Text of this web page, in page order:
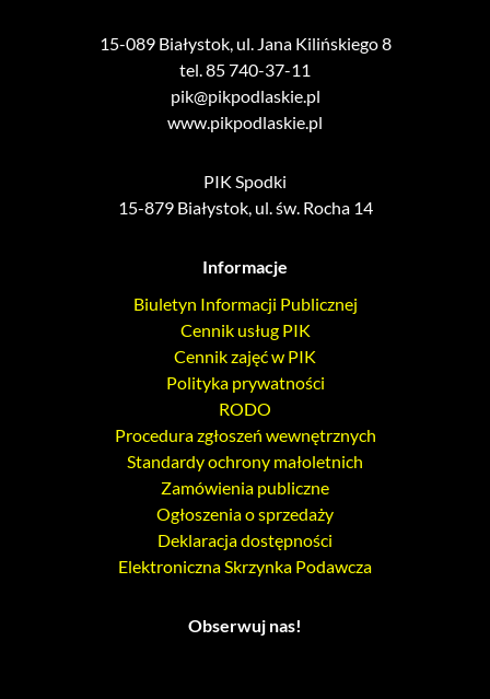
15-089 Białystok, ul. Jana Kilińskiego 8
tel. 85 740-37-11
pik@pikpodlaskie.pl
www.pikpodlaskie.pl
PIK Spodki
15-879 Białystok, ul. św. Rocha 14
Informacje
Biuletyn Informacji Publicznej
Cennik usług PIK
Cennik zajęć w PIK
Polityka prywatności
RODO
Procedura zgłoszeń wewnętrznych
Standardy ochrony małoletnich
Zamówienia publiczne
Ogłoszenia o sprzedaży
Deklaracja dostępności
Elektroniczna Skrzynka Podawcza
Obserwuj nas!